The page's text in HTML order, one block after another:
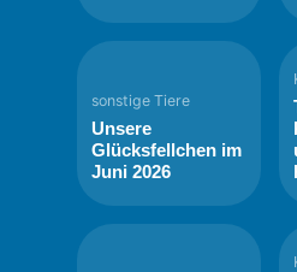
sonstige Tiere
Unsere
Glücksfellchen im
Juni 2026